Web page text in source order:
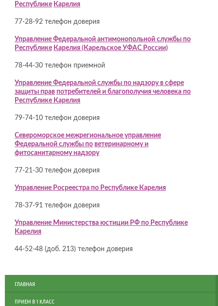
Республике Карелия
77-28-92 телефон доверия
Управление Федеральной антимонопольной службы по
Республике Карелия (Карельское УФАС России)
78-44-30 телефон приемной
Управление Федеральной службы по надзору в сфере
защиты прав потребителей и благополучия человека по
Республике Карелия
79-74-10 телефон доверия
Североморское межрегиональное управление
Федеральной службы по ветеринарному и
фитосанитарному надзору
77-21-30 телефон доверия
Управление Росреестра по Республике Карелия
78-37-91 телефон доверия
Управление Министерства юстиции РФ по Республике
Карелия
44-52-48 (доб. 213) телефон доверия
ГЛАВНАЯ
ПРИЕМ В 1 КЛАСС